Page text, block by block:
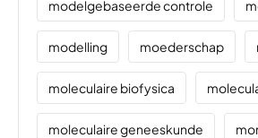
modelgebaseerde controle
modelling moederschap
moleculaire biofysica
moleculaire geneeskunde